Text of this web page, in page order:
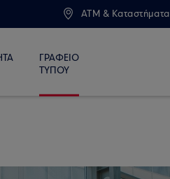
ATM & Καταστήματα
ΓΡΑΦΕΙΟ
ΤΥΠΟΥ